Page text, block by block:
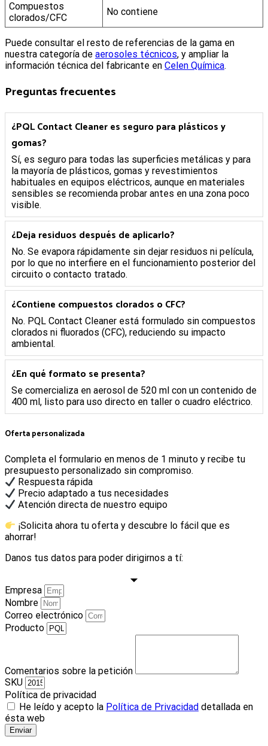
Compuestos
clorados/CFC
No contiene
Puede consultar el resto de referencias de la gama en
nuestra categoría de aerosoles técnicos, y ampliar la
información técnica del fabricante en Celen Química.
Preguntas frecuentes
¿PQL Contact Cleaner es seguro para plásticos y
gomas?
Sí, es seguro para todas las superficies metálicas y para
la mayoría de plásticos, gomas y revestimientos
habituales en equipos eléctricos, aunque en materiales
sensibles se recomienda probar antes en una zona poco
visible.
¿Deja residuos después de aplicarlo?
No. Se evapora rápidamente sin dejar residuos ni película,
por lo que no interfiere en el funcionamiento posterior del
circuito o contacto tratado.
¿Contiene compuestos clorados o CFC?
No. PQL Contact Cleaner está formulado sin compuestos
clorados ni fluorados (CFC), reduciendo su impacto
ambiental.
¿En qué formato se presenta?
Se comercializa en aerosol de 520 ml con un contenido de
400 ml, listo para uso directo en taller o cuadro eléctrico.
Oferta personalizada
Completa el formulario en menos de 1 minuto y recibe tu
presupuesto personalizado sin compromiso.
Respuesta rápida
Precio adaptado a tus necesidades
Atención directa de nuestro equipo
¡Solicita ahora tu oferta y descubre lo fácil que es
ahorrar!
Danos tus datos para poder dirigirnos a tí:
Empresa
Nombre
Correo electrónico
Producto
Comentarios sobre la petición
SKU
Política de privacidad
He leído y acepto la Política de Privacidad detallada en
ésta web
Enviar